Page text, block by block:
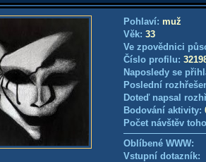
Pohlaví: muž
Věk: 33
Ve zpovědnici
Číslo profilu:
Naposledy se
Poslední
Doteď napsal
Bodování aktivity:
Počet návštěv
Oblíbené WWW:
Vstupní